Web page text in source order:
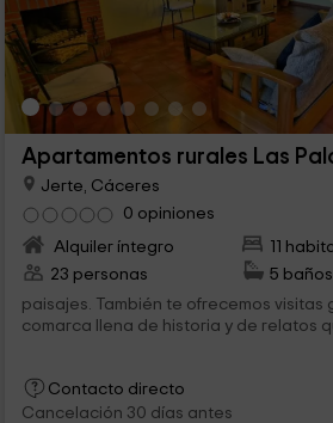
Apartamentos rurales Las
Jerte, Cáceres
0 opiniones
Alquiler íntegro
11
23 personas
5 baños
paisajes. También te ofrecemos visitas guiadas por nuestra
comarca llena de historia y de relatos
Contacto directo
Cancelación 30 días antes